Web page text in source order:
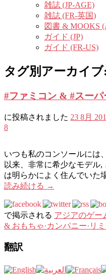
雑誌 (JP-AGE)
雑誌 (FR-英国)
図書 & MOOKS
ガイド (JP)
ガイド (FR-US)
タグ別アーカイブ:
#ファミコン & #スー
に投稿されました 23 8月
8
いつも私のコンソールには
以来、非常に希少なモデル,
は明らかによく住んでいた
読み続ける →
で掲示される アジアのゲー
& おもちゃ·カンパニー·リ
翻訳